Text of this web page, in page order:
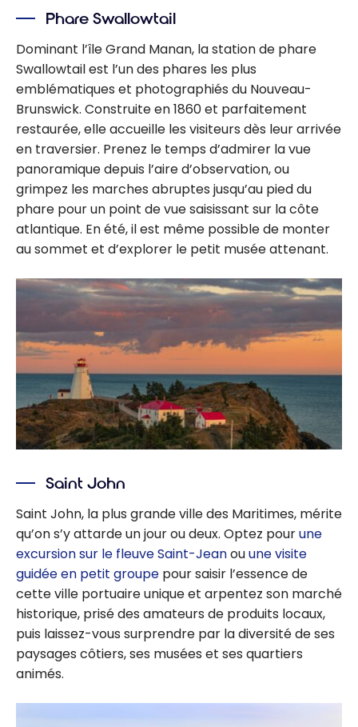
Phare Swallowtail
Dominant l’île Grand Manan, la station de phare
Swallowtail est l’un des phares les plus
emblématiques et photographiés du Nouveau-
Brunswick. Construite en 1860 et parfaitement
restaurée, elle accueille les visiteurs dès leur arrivée
en traversier. Prenez le temps d’admirer la vue
panoramique depuis l’aire d’observation, ou
grimpez les marches abruptes jusqu’au pied du
phare pour un point de vue saisissant sur la côte
atlantique. En été, il est même possible de monter
au sommet et d’explorer le petit musée attenant.
Saint John
Saint John, la plus grande ville des Maritimes, mérite
qu’on s’y attarde un jour ou deux. Optez pourune
excursion sur le fleuve Saint-Jeanouune visite
guidée en petit groupe pour saisir l’essence de
cette ville portuaire unique et arpentez son marché
historique, prisé des amateurs de produits locaux,
puis laissez-vous surprendre par la diversité de ses
paysages côtiers, ses musées et ses quartiers
animés.